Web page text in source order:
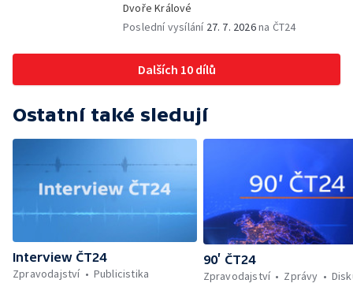
Dvoře Králové
Poslední vysílání 27. 7. 2026na ČT24
Dalších 10 dílů
Ostatní také sledují
Interview ČT24
Zpravodajství
Publicistika
90’ ČT24
Zpravodajství
Zprávy